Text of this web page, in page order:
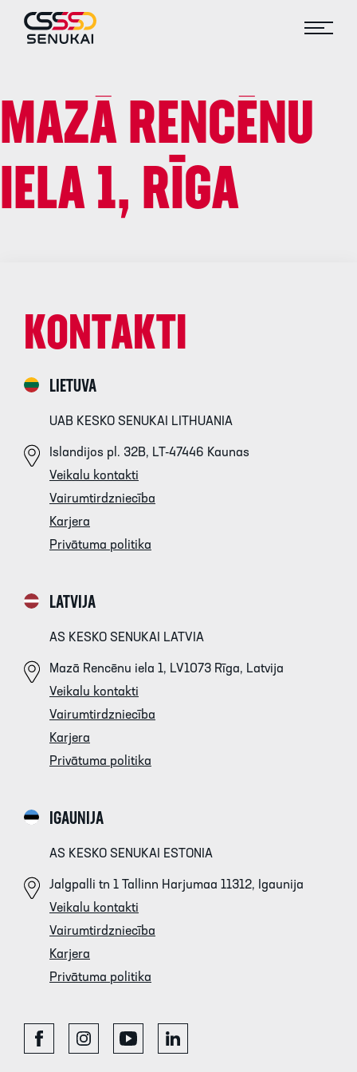
MAZĀ RENCĒNU
IELA 1, RĪGA
KONTAKTI
LIETUVA
UAB KESKO SENUKAI LITHUANIA
Islandijos pl. 32B, LT-47446 Kaunas
Veikalu kontakti
Vairumtirdzniecība
Karjera
Privātuma politika
LATVIJA
AS KESKO SENUKAI LATVIA
Mazā Rencēnu iela 1, LV1073 Rīga, Latvija
Veikalu kontakti
Vairumtirdzniecība
Karjera
Privātuma politika
IGAUNIJA
AS KESKO SENUKAI ESTONIA
Jalgpalli tn 1 Tallinn Harjumaa 11312, Igaunija
Veikalu kontakti
Vairumtirdzniecība
Karjera
Privātuma politika